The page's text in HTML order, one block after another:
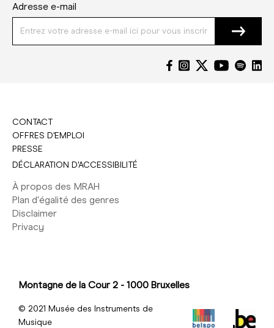
Adresse e-mail
CONTACT
OFFRES D'EMPLOI
PRESSE
DÉCLARATION D'ACCESSIBILITÉ
À propos des MRAH
Plan d'égalité des genres
Disclaimer
Privacy
Montagne de la Cour 2 - 1000 Bruxelles
© 2021 Musée des Instruments de
Musique